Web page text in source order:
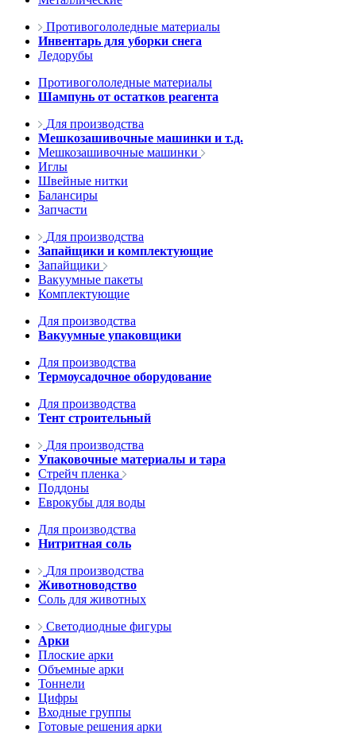
Противогололедные материалы
Инвентарь для уборки снега
Ледорубы
Противогололедные материалы
Шампунь от остатков реагента
Для производства
Мешкозашивочные машинки и т.д.
Мешкозашивочные машинки
Иглы
Швейные нитки
Балансиры
Запчасти
Для производства
Запайщики и комплектующие
Запайщики
Вакуумные пакеты
Комплектующие
Для производства
Вакуумные упаковщики
Для производства
Термоусадочное оборудование
Для производства
Тент строительный
Для производства
Упаковочные материалы и тара
Стрейч пленка
Поддоны
Еврокубы для воды
Для производства
Нитритная соль
Для производства
Животноводство
Соль для животных
Светодиодные фигуры
Арки
Плоские арки
Объемные арки
Тоннели
Цифры
Входные группы
Готовые решения арки